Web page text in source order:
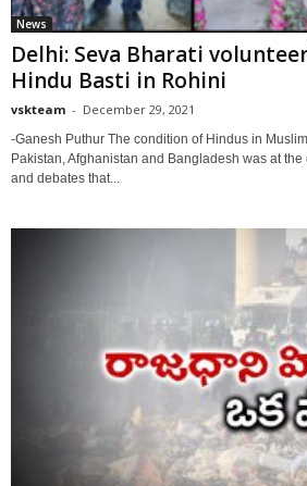
News
Delhi: Seva Bharati
Hindu Basti in Rohini
vskteam - December 29, 2021
-Ganesh Puthur The condition of Hindus in
Pakistan, Afghanistan and Bangladesh was at
and debates that...